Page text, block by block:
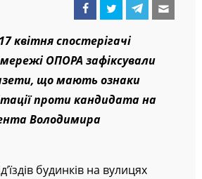
квітня спостерігачі
ОПОРА зафіксували
що мають ознаки
проти кандидата на
Володимира
будинків на вулицях